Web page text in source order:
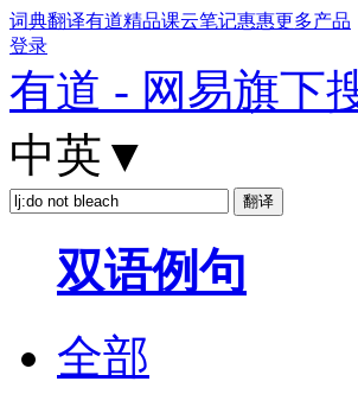
词典翻译有道精品课云笔记惠惠更多产品
登录
有道 - 网易旗下
中英 ▼
双语例句
全部